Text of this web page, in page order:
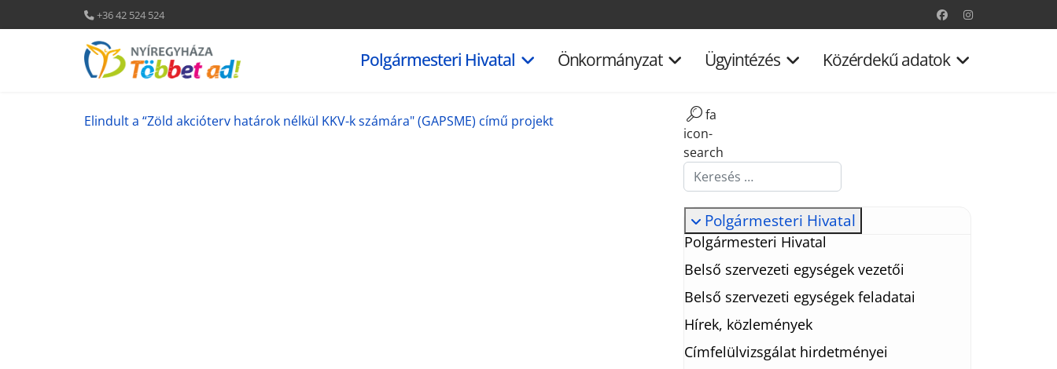
+36 42 524 524
Polgármesteri Hivatal Önkormányzat Ügyintézés Közérdekű adatok
Elindult a “Zöld akcióterv határok nélkül KKV-k számára" (GAPSME) című projekt
fa
icon-
search
Keresés...
Polgármesteri Hivatal
Polgármesteri Hivatal
Belső szervezeti egységek vezetői
Belső szervezeti egységek feladatai
Hírek, közlemények
Címfelülvizsgálat hirdetményei